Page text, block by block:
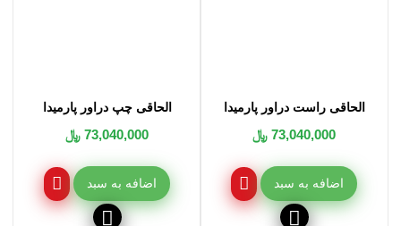
الحاقی راست دراور پارمیدا
73,040,000 ﷼
اضافه به سبد
الحاقی چپ دراور پارمیدا
73,040,000 ﷼
اضافه به سبد